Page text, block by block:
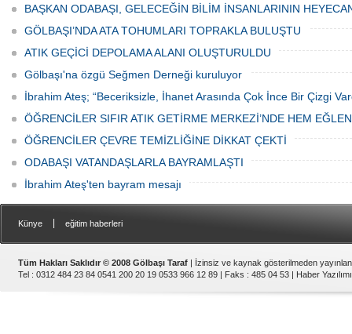
canından bezdi.
BAŞKAN ODABAŞI, GELECEĞİN BİLİM İNSANLARININ
GÖLBAŞI’NDA ATA TOHUMLARI TOPRAKLA BULUŞTU
ATIK GEÇİCİ DEPOLAMA ALANI OLUŞTURULDU
Gölbaşı'na özgü Seğmen Derneği kuruluyor
İbrahim Ateş; “Beceriksizle, İhanet Arasında Çok İnce Bir Çizgi
ÖĞRENCİLER SIFIR ATIK GETİRME MERKEZİ’NDE HEM
ÖĞRENCİLER ÇEVRE TEMİZLİĞİNE DİKKAT ÇEKTİ
ODABAŞI VATANDAŞLARLA BAYRAMLAŞTI
İbrahim Ateş'ten bayram mesajı
Künye eğitim haberleri
Tüm Hakları Saklıdır © 2008 Gölbaşı Taraf | İzinsiz ve kaynak gösterilmeden
Tel : 0312 484 23 84 0541 200 20 19 0533 966 12 89 | Faks : 485 04 53 | Haber Yazılımı